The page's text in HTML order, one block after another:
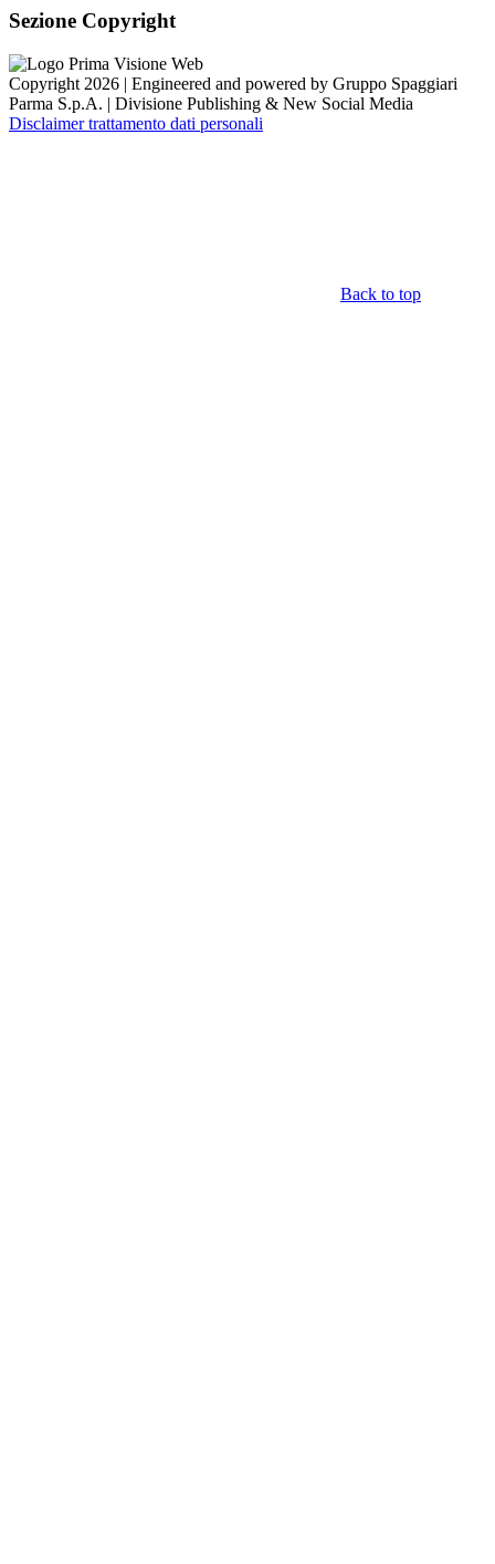
Sezione Copyright
Copyright 2026 | Engineered and powered by Gruppo Spaggiari
Parma S.p.A. | Divisione Publishing & New Social Media
Disclaimer trattamento dati personali
Back to top